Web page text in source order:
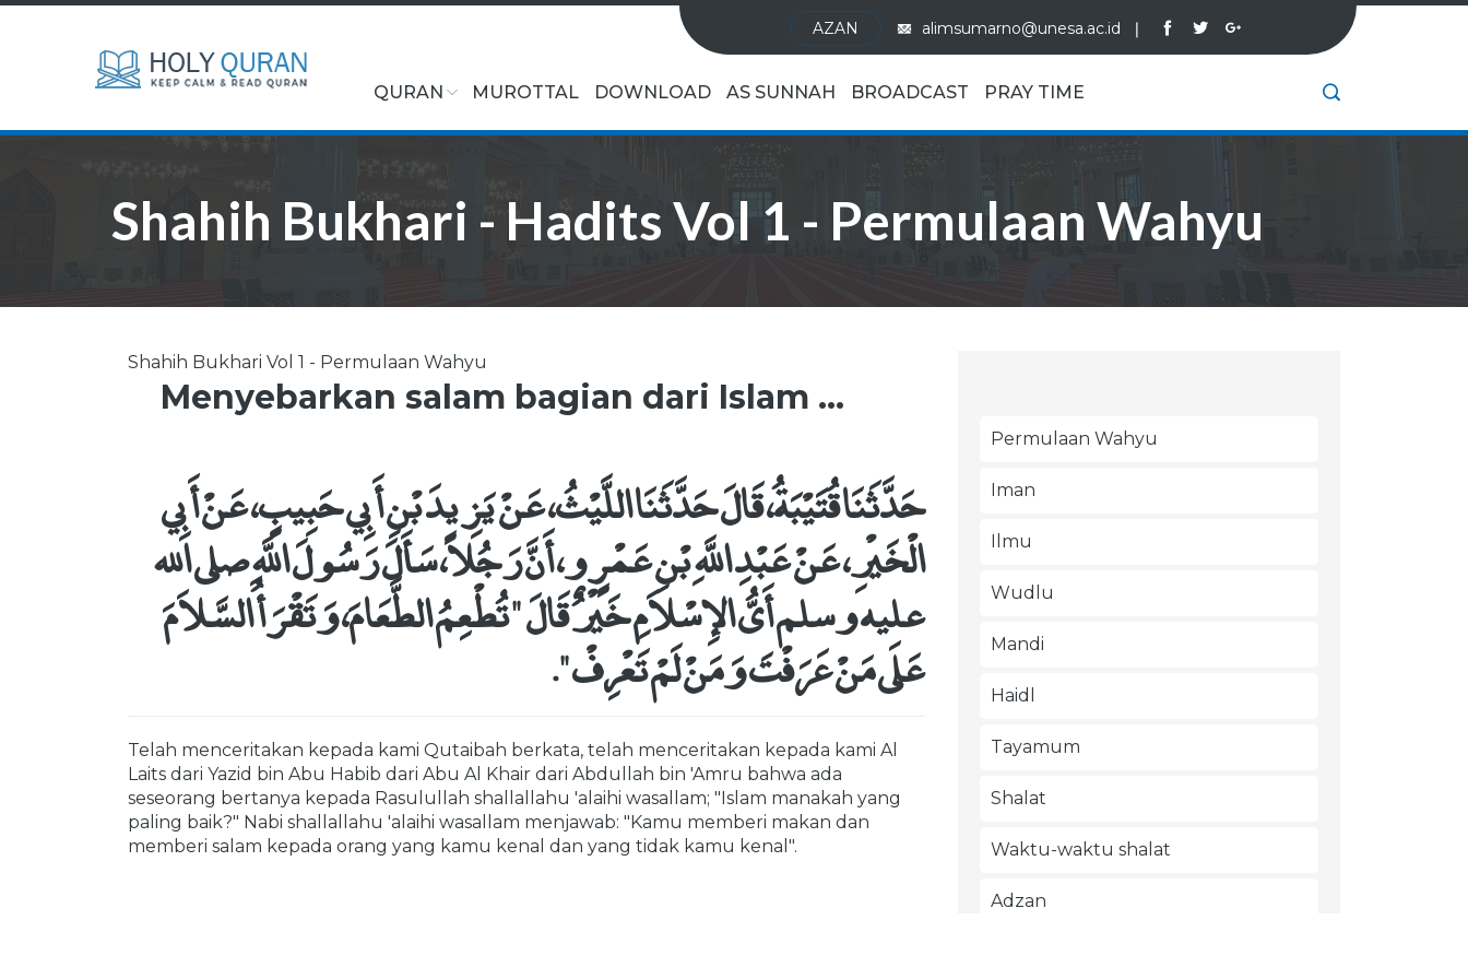
AZAN alimsumarno@unesa.ac.id ❘
QURAN MUROTTAL DOWNLOAD AS SUNNAH BROADCAST PRAY TIME
Shahih Bukhari - Hadits Vol 1 - Permulaan Wahyu
Shahih Bukhari Vol 1 - Permulaan Wahyu
Menyebarkan salam bagian dari Islam ...
حَدَّثَنَا قُتَيْبَةُ، قَالَ حَدَّثَنَا اللَّيْثُ، عَنْ يَزِيدَ بْنِ أَبِي حَبِيبٍ، عَنْ أَبِي
الْخَيْرِ، عَنْ عَبْدِ اللَّهِ بْنِ عَمْرٍو، أَنَّ رَجُلاً، سَأَلَ رَسُولَ اللَّهِ صلى الله
عليه وسلم أَىُّ الإِسْلاَمِ خَيْرٌ قَالَ ‏ "‏ تُطْعِمُ الطَّعَامَ، وَتَقْرَأُ السَّلاَمَ
عَلَى مَنْ عَرَفْتَ وَمَنْ لَمْ تَعْرِفْ ‏"‏‏.‏
Telah menceritakan kepada kami Qutaibah berkata, telah menceritakan kepada kami Al
Laits dari Yazid bin Abu Habib dari Abu Al Khair dari Abdullah bin 'Amru bahwa ada
seseorang bertanya kepada Rasulullah shallallahu 'alaihi wasallam; "Islam manakah yang
paling baik?" Nabi shallallahu 'alaihi wasallam menjawab: "Kamu memberi makan dan
memberi salam kepada orang yang kamu kenal dan yang tidak kamu kenal".
Permulaan Wahyu
Iman
Ilmu
Wudlu
Mandi
Haidl
Tayamum
Shalat
Waktu-waktu shalat
Adzan